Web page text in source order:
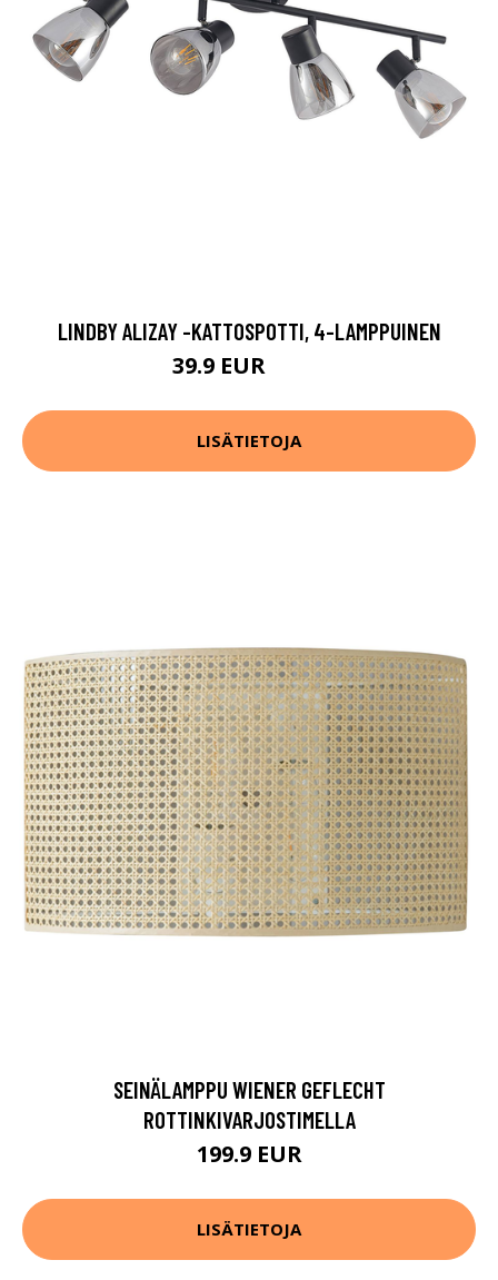
LINDBY ALIZAY -KATTOSPOTTI, 4-LAMPPUINEN
39.9 EUR
LISÄTIETOJA
SEINÄLAMPPU WIENER GEFLECHT
ROTTINKIVARJOSTIMELLA
199.9 EUR
LISÄTIETOJA